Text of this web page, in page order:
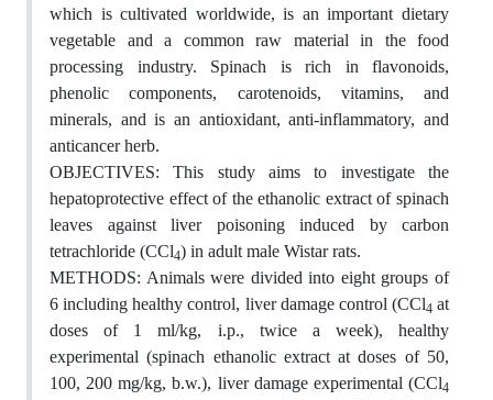
which is cultivated worldwide, is an important dietary
vegetable and a common raw material in the food
processing industry. Spinach is rich in flavonoids,
phenolic components, carotenoids, vitamins, and
minerals, and is an antioxidant, anti-inflammatory, and
anticancer herb.
OBJECTIVES: This study aims to investigate the
hepatoprotective effect of the ethanolic extract of spinach
leaves against liver poisoning induced by carbon
tetrachloride (CCl4) in adult male Wistar rats.
METHODS: Animals were divided into eight groups of
6 including healthy control, liver damage control (CCl4 at
doses of 1 ml/kg, i.p., twice a week), healthy
experimental (spinach ethanolic extract at doses of 50,
100, 200 mg/kg, b.w.), liver damage experimental (CCl4